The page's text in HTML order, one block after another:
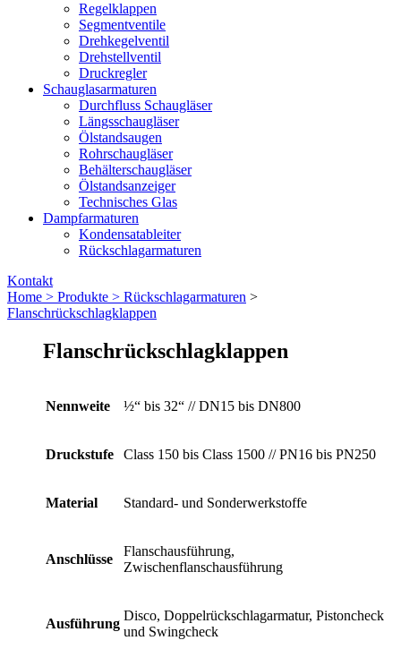
Regelklappen
Segmentventile
Drehkegelventil
Drehstellventil
Druckregler
Schauglas­armaturen
Durchfluss Schaugläser
Längsschaugläser
Ölstandsaugen
Rohrschaugläser
Behälterschaugläser
Ölstandsanzeiger
Technisches Glas
Dampfarmaturen
Kondensatableiter
Rückschlagarmaturen
Kontakt
Home > Produkte > Rückschlag­armaturen >
Flanschrückschlagklappen
Flanschrückschlagklappen
Nennweite ½“ bis 32“ // DN15 bis DN800
Druckstufe Class 150 bis Class 1500 // PN16 bis PN250
Material Standard- und Sonderwerkstoffe
Anschlüsse
Flanschausführung,
Zwischenflanschausführung
Ausführung
Disco, Doppelrückschlagarmatur, Pistoncheck
und Swingcheck